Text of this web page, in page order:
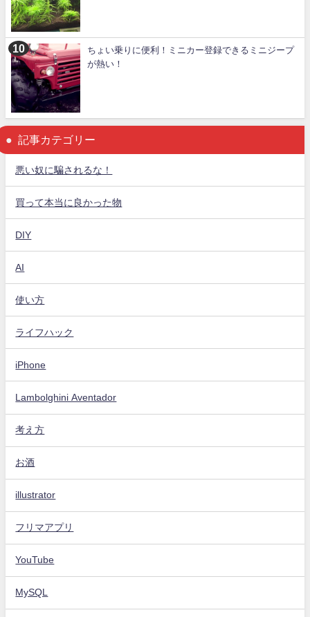
ちょい乗りに便利！ミニカー登録できるミニジープ
が熱い！
記事カテゴリー
悪い奴に騙されるな！
買って本当に良かった物
DIY
AI
使い方
ライフハック
iPhone
Lambolghini Aventador
考え方
お酒
illustrator
フリマアプリ
YouTube
MySQL